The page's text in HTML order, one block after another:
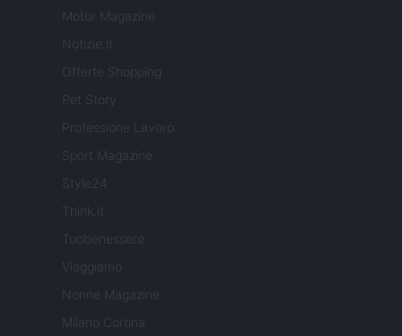
Motor Magazine
Notizie.it
Offerte Shopping
Pet Story
Professione Lavoro
Sport Magazine
Style24
Think.it
Tuobenessere
Viaggiamo
Nonne Magazine
Milano Cortina